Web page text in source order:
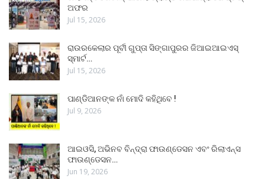
ଅଫର
Jul 15, 2026
ରାଉରକେଲାର ପୂର୍ବୀ ଗୁପ୍ତା ସିଙ୍ଗାପୁରର ଜିଆଇଆଇଏସ୍
ସ୍ମାର୍ଟ…
Jul 15, 2026
ପାଣ୍ଡିଆନଙ୍କ ନାଁ ମୋଦି କହିଥିବେ !
Jul 9, 2026
ଆଇଓସି, ଅଭିନବ ବିନ୍ଦ୍ରା ଫାଉଣ୍ଡେସନ ଏବଂ ରିଲାଏନ୍ସ
ଫାଉଣ୍ଡେସନ…
Jun 19, 2026